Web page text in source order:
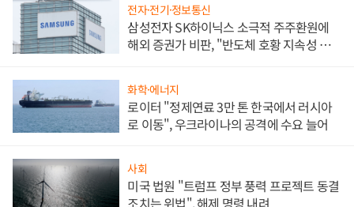
전자·전기·정보통신
삼성전자 SK하이닉스 소극적 주주환원에
해외 증권가 비판, "반도체 호황 지속성 의
화학·에너지
로이터 "정제연료 3만 톤 한국에서 러시아
로 이동", 우크라이나의 공격에 수요 늘어
사회
미국 법원 "트럼프 정부 풍력 프로젝트 동결
조치는 위법", 해제 명령 내려